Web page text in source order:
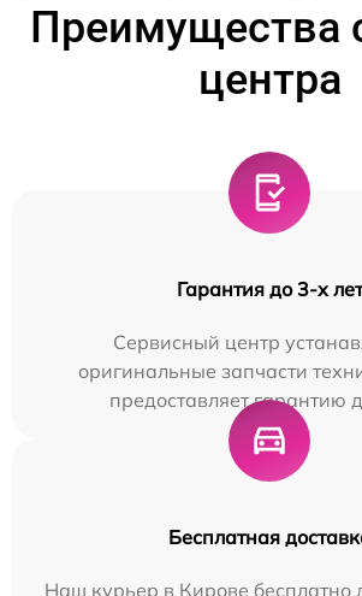
Преимущества
центра
Гарантия до 3-х лет
Сервисный центр
оригинальные запчасти
предоставляет гарантию
Бесплатная
Наш курьер в Кирове бесплатно